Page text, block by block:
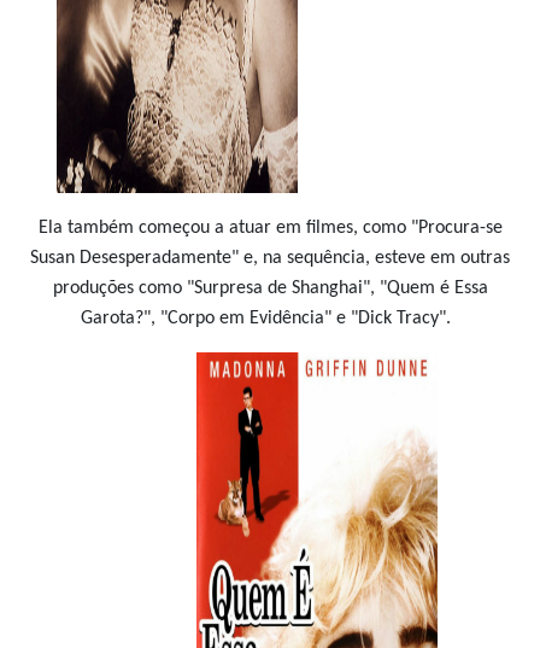
Ela também começou a atuar em filmes, como "Procura-se
Susan Desesperadamente" e, na sequência, esteve em outras
produções como "Surpresa de Shanghai", "Quem é Essa
Garota?", "Corpo em Evidência" e "Dick Tracy".